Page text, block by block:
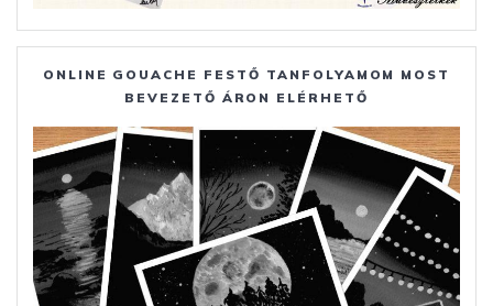
ONLINE GOUACHE FESTŐ TANFOLYAMOM MOST
BEVEZETŐ ÁRON ELÉRHETŐ